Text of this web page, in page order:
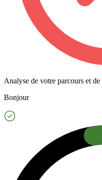
Analyse de votre parcours et de
Bonjour